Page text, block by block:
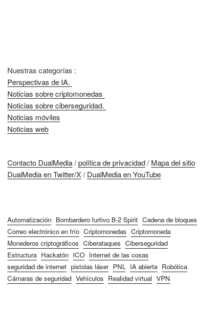
Nuestras categorías :
Perspectivas de IA.
Noticias sobre criptomonedas
Noticias sobre ciberseguridad.
Noticias móviles
Noticias web
Contacto DualMedia/política de privacidad/ Mapa del sitio
DualMedia en Twitter/X/ DualMedia en YouTube
Automatización Bombardero furtivo B-2 Spirit Cadena de bloques
Correo electrónico en frío Criptomonedas Criptomoneda
Monederos criptográficos Ciberataques Ciberseguridad
Estructura Hackatón ICO Internet de las cosas
seguridad de internet pistolas láser PNL IA abierta Robótica
Cámaras de seguridad Vehículos Realidad virtual VPN